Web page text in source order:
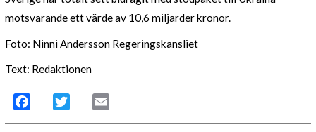
motsvarande ett värde av 10,6 miljarder kronor.
Foto: Ninni Andersson Regeringskansliet
Text: Redaktionen
Facebook Twitter